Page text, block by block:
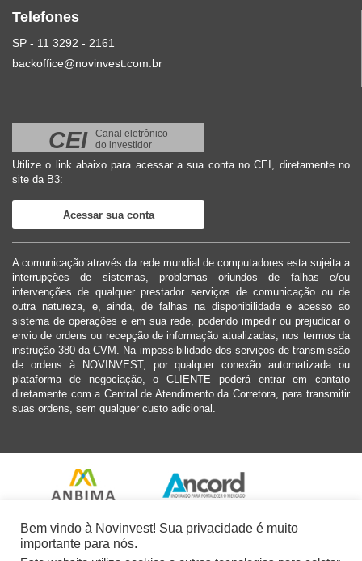
Telefones
SP - 11 3292 - 2161
backoffice@novinvest.com.br
CEI
Canal eletrônico
do investidor
Utilize o link abaixo para acessar a sua conta no CEI, diretamente no
site da B3:
Acessar sua conta
A comunicação através da rede mundial de computadores esta sujeita a
interrupções de sistemas, problemas oriundos de falhas e/ou
intervenções de qualquer prestador serviços de comunicação ou de
outra natureza, e, ainda, de falhas na disponibilidade e acesso ao
sistema de operações e em sua rede, podendo impedir ou prejudicar o
envio de ordens ou recepção de informação atualizadas, nos termos da
instrução 380 da CVM. Na impossibilidade dos serviços de transmissão
de ordens à NOVINVEST, por qualquer conexão automatizada ou
plataforma de negociação, o CLIENTE poderá entrar em contato
diretamente com a Central de Atendimento da Corretora, para transmitir
suas ordens, sem qualquer custo adicional.
Bem vindo à Novinvest! Sua privacidade é muito
importante para nós.